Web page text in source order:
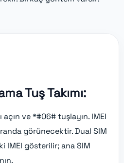
Tuş Takımı:
açın ve *#06# tuşlayın. IMEI
görünecektir. Dual SIM
IMEI gösterilir; ana SIM